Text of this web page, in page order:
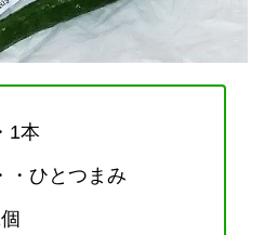
1本
・ひとつまみ